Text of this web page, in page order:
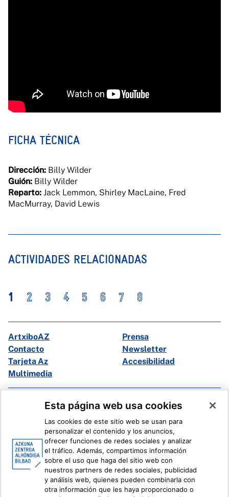
FICHA TÉCNICA
Dirección: Billy Wilder
Guión: Billy Wilder
Reparto: Jack Lemmon, Shirley MacLaine, Fred
MacMurray, David Lewis
ACTIVIDADES RELACIONADAS
1 2 3 4 5 6 7 8
ArtxiboAZ
Prensa
Contacto
Newsletter
Tarjeta Az
Accesibilidad
Multimedia
Facebook
X
Ivoox
Información legal Sistema Interno de Información
Esta página web usa cookies
Las cookies de este sitio web se usan para
personalizar el contenido y los anuncios,
ofrecer funciones de redes sociales y analizar
el tráfico. Además, compartimos información
sobre el uso que haga del sitio web con
nuestros partners de redes sociales, publicidad
y análisis web, quienes pueden combinarla con
otra información que les haya proporcionado o